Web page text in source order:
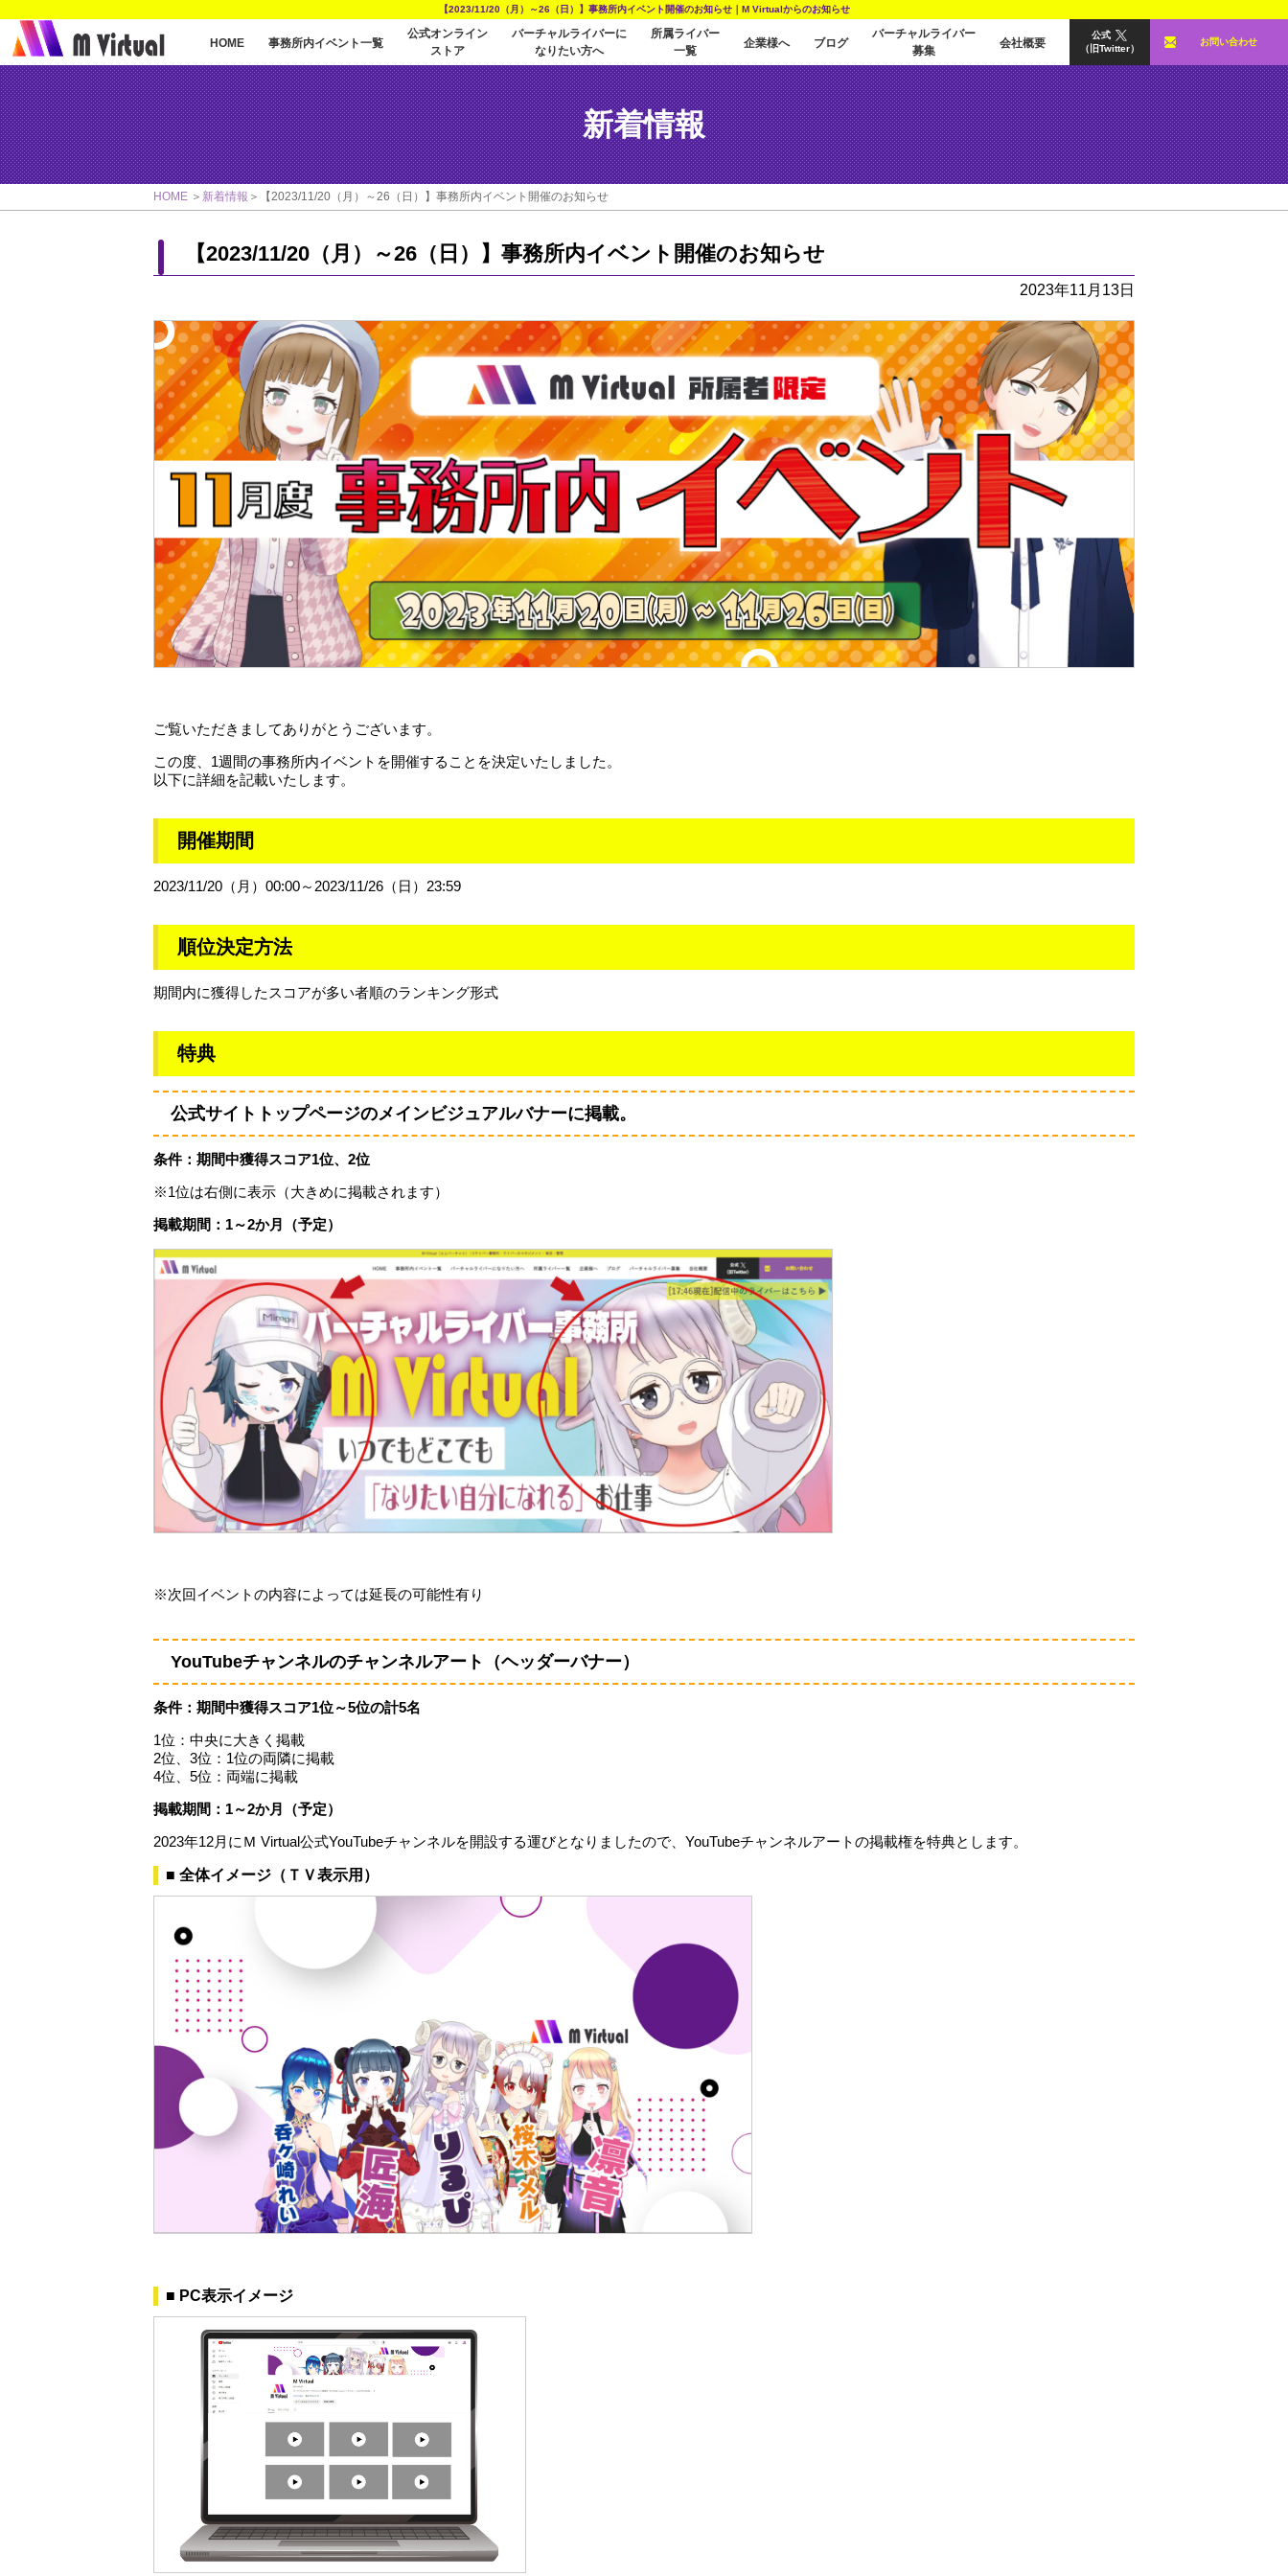
【2023/11/20（月）～26（日）】事務所内イベント開催のお知らせ｜M Virtualからのお知らせ
HOME 事務所内イベント一覧
公式オンライン
ストア
バーチャルライバーに
なりたい方へ
所属ライバー
一覧
企業様へ ブログ
バーチャルライバー
募集
会社概要
公式
（旧Twitter）
お問い合わせ
新着情報
HOME 新着情報 【2023/11/20（月）～26（日）】事務所内イベント開催のお知らせ
【2023/11/20（月）～26（日）】事務所内イベント開催のお知らせ
2023年11月13日
ご覧いただきましてありがとうございます。
この度、1週間の事務所内イベントを開催することを決定いたしました。
以下に詳細を記載いたします。
開催期間
2023/11/20（月）00:00～2023/11/26（日）23:59
順位決定方法
期間内に獲得したスコアが多い者順のランキング形式
特典
公式サイトトップページのメインビジュアルバナーに掲載。
条件：期間中獲得スコア1位、2位
※1位は右側に表示（大きめに掲載されます）
掲載期間：1～2か月（予定）
※次回イベントの内容によっては延長の可能性有り
YouTubeチャンネルのチャンネルアート（ヘッダーバナー）
条件：期間中獲得スコア1位～5位の計5名
1位：中央に大きく掲載
2位、3位：1位の両隣に掲載
4位、5位：両端に掲載
掲載期間：1～2か月（予定）
2023年12月にＭ Virtual公式YouTubeチャンネルを開設する運びとなりましたので、YouTubeチャンネルアートの掲載権を特典とします。
■ 全体イメージ（ＴＶ表示用）
■ PC表示イメージ